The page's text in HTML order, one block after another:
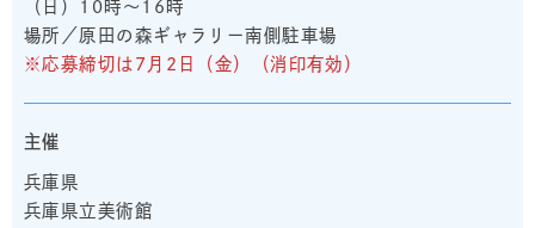
（日）10時～16時
場所／原田の森ギャラリー南側駐車場
※応募締切は7月2日（金）（消印有効）
主催
兵庫県
兵庫県立美術館